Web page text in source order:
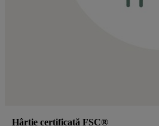
Hârtie certificată FSC®